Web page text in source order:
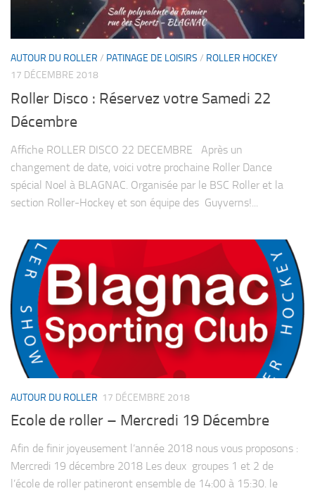
AUTOUR DU ROLLER / PATINAGE DE LOISIRS / ROLLER HOCKEY
17 DÉCEMBRE 2018
Roller Disco : Réservez votre Samedi 22
Décembre
Affiche ROLLER DISCO 22 DECEMBRE Après un
changement de date, voici votre prochaine Roller Dance
spécial Noel à BLAGNAC. Organisée par le BSC Roller et la
section Roller-Hockey et son équipe des Guyverns!...
AUTOUR DU ROLLER 17 DÉCEMBRE 2018
Ecole de roller – Mercredi 19 Décembre
Afin de finir joyeusement l’année 2018 nous vous proposons :
Mercredi 19 décembre 2018 Les deux groupes 1 et 2 de
l’école de roller patineront ensemble de 14:00 à 15:30. le